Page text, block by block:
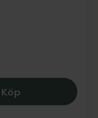
KöpLa Roche-